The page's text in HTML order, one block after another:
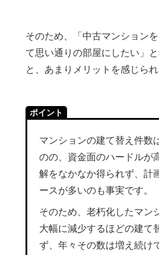
そのため、「中古マンション
て思い通りの部屋にしたい」
と、あまりメリットを感じられ
ポイント
マンションの建て替え件数
のの、資金面のハードルが
解をなかなか得られず、計
ースが多いのも事実です。
そのため、老朽化したマン
大幅に減少するほどの建て
ず、年々その数は増え続け